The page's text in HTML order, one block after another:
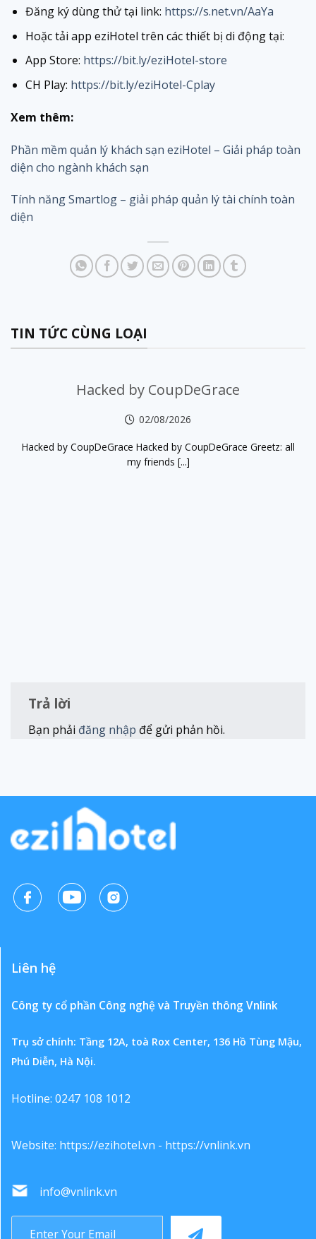
Đăng ký dùng thử tại link: https://s.net.vn/AaYa
Hoặc tải app eziHotel trên các thiết bị di động tại:
App Store: https://bit.ly/eziHotel-store
CH Play: https://bit.ly/eziHotel-Cplay
Xem thêm:
Phần mềm quản lý khách sạn eziHotel – Giải pháp toàn
diện cho ngành khách sạn
Tính năng Smartlog – giải pháp quản lý tài chính toàn
diện
TIN TỨC CÙNG LOẠI
Hacked by CoupDeGrace
02/08/2026
Hacked by CoupDeGrace Hacked by CoupDeGrace Greetz: all
my friends [...]
Trả lời
Bạn phải đăng nhập để gửi phản hồi.
Liên hệ
Công ty cổ phần Công nghệ và Truyền thông Vnlink
Trụ sở chính: Tầng 12A, toà Rox Center, 136 Hồ Tùng Mậu,
Phú Diễn, Hà Nội.
Hotline: 0247 108 1012
Website: https://ezihotel.vn - https://vnlink.vn
info@vnlink.vn